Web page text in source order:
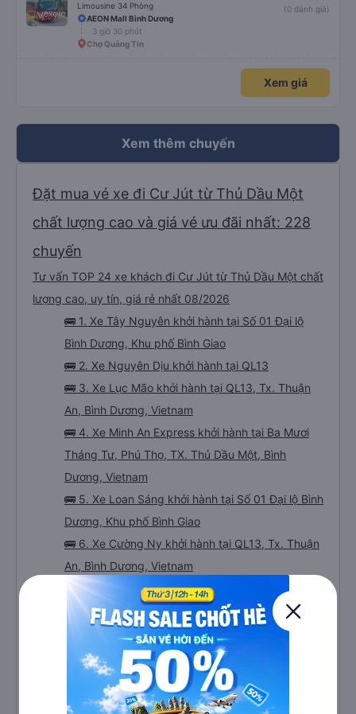
Limousine 34 Phòng
(0 đánh giá)
AEON Mall Bình Dương
3 giờ 30 phút
Chợ Quảng Tín
Xem giá
Xem thêm chuyến
Đặt mua vé xe đi Cư Jút từ Thủ Dầu Một
chất lượng cao và giá vé ưu đãi nhất: 228
chuyến
Tư vấn TOP 24 xe khách đi Cư Jút từ Thủ Dầu Một chất
lượng cao, uy tín, giá rẻ nhất 08/2026
🚌 1. Xe Tây Nguyên khởi hành tại Số 01 Đại lộ
Bình Dương, Khu phố Bình Giao
🚌 2. Xe Nguyên Dịu khởi hành tại QL13
🚌 3. Xe Lục Mão khởi hành tại QL13, Tx. Thuận
An, Bình Dương, Vietnam
🚌 4. Xe Minh An Express khởi hành tại Ba Mươi
Tháng Tư, Phú Thọ, TX. Thủ Dầu Một, Bình
Dương, Vietnam
🚌 5. Xe Loan Sáng khởi hành tại Số 01 Đại lộ Bình
Dương, Khu phố Bình Giao
🚌 6. Xe Cường Ny khởi hành tại QL13, Tx. Thuận
An, Bình Dương, Vietnam
🚌 7. Xe Điều Hòa khởi hành tại Quốc Lộ 13
🚌 8. Xe Phương Trang khởi hành tại (Bến xe Miền
Tây)
🚌 9. Xe Tiến Oanh khởi hành tại 660 Đại Lộ Bình
Dương, Hiệp Thành (Văn Phòng Bình Dương)
🚌 10. Xe Hoàng Thuỷ khởi hành tại QL13, Tx.